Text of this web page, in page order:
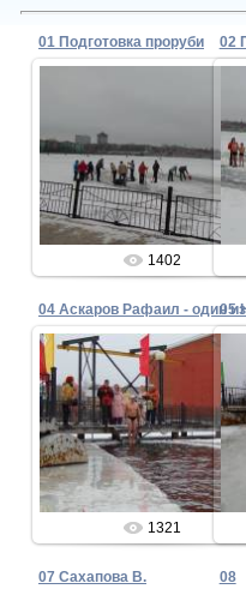
01 Подготовка проруби
04.12.2014
Admin
1402
02
04.12.2014
Admin
1321
05
07 Сахапова В. 08